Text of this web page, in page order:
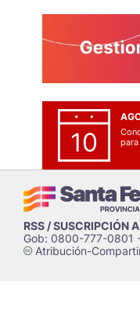
10
RSS / SUSCRIPCIÓN
Gob: 0800-777-0801
cAtribución-